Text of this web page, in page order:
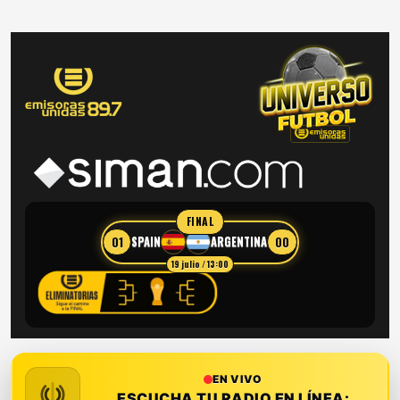
FINAL
01 SPAIN ARGENTINA 00
19 julio / 13:00
EN VIVO